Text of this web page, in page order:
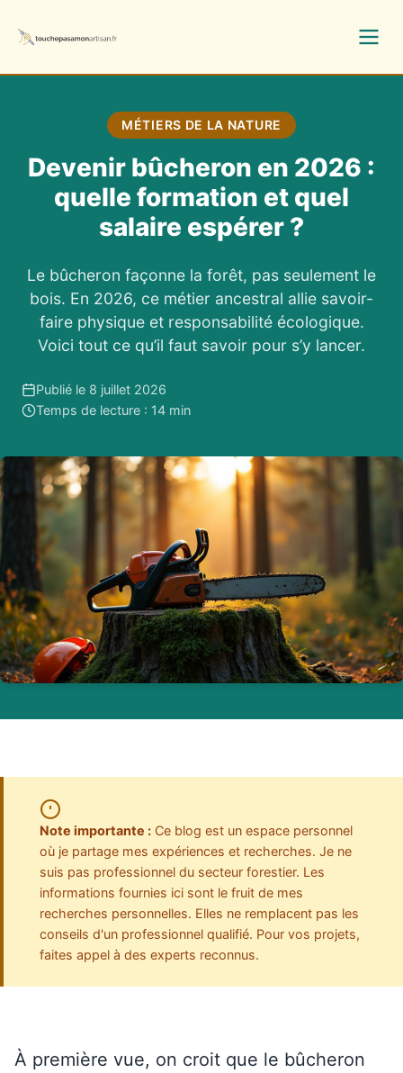
MÉTIERS DE LA NATURE
Devenir bûcheron en 2026 :
quelle formation et quel
salaire espérer ?
Le bûcheron façonne la forêt, pas seulement le
bois. En 2026, ce métier ancestral allie savoir-
faire physique et responsabilité écologique.
Voici tout ce qu’il faut savoir pour s’y lancer.
Publié le 8 juillet 2026
Temps de lecture : 14 min
Note importante : Ce blog est un espace personnel
où je partage mes expériences et recherches. Je ne
suis pas professionnel du secteur forestier. Les
informations fournies ici sont le fruit de mes
recherches personnelles. Elles ne remplacent pas les
conseils d'un professionnel qualifié. Pour vos projets,
faites appel à des experts reconnus.
À première vue, on croit que le bûcheron